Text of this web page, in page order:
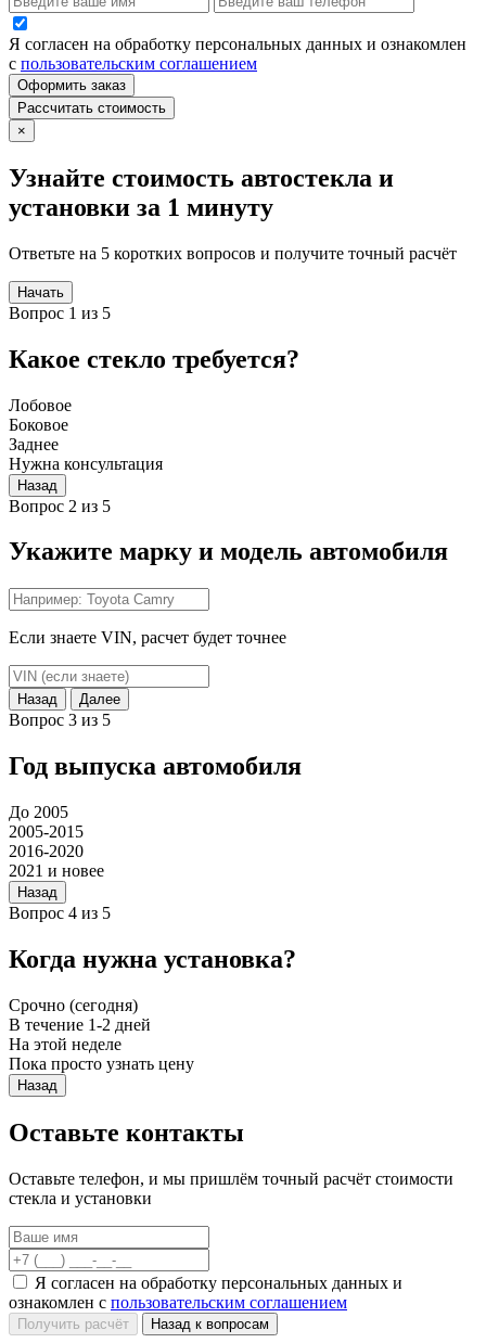
Я согласен на обработку персональных данных и ознакомлен
с пользовательским соглашением
Оформить заказ
Рассчитать стоимость
×
Узнайте стоимость автостекла и
установки за 1 минуту
Ответьте на 5 коротких вопросов и получите точный расчёт
Начать
Вопрос 1 из 5
Какое стекло требуется?
Лобовое
Боковое
Заднее
Нужна консультация
Назад
Вопрос 2 из 5
Укажите марку и модель автомобиля
Если знаете VIN, расчет будет точнее
Назад Далее
Вопрос 3 из 5
Год выпуска автомобиля
До 2005
2005-2015
2016-2020
2021 и новее
Назад
Вопрос 4 из 5
Когда нужна установка?
Срочно (сегодня)
В течение 1-2 дней
На этой неделе
Пока просто узнать цену
Назад
Оставьте контакты
Оставьте телефон, и мы пришлём точный расчёт стоимости
стекла и установки
Я согласен на обработку персональных данных и
ознакомлен с пользовательским соглашением
Получить расчёт Назад к вопросам